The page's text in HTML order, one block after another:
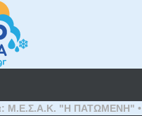
Μ.Ε.Σ.Α.Κ. "Η ΠΑΤΩΜΕΝΗ" •